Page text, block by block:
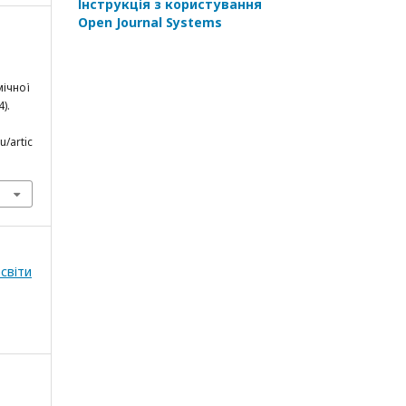
artic
Інструкція з користування
Open Journal Systems